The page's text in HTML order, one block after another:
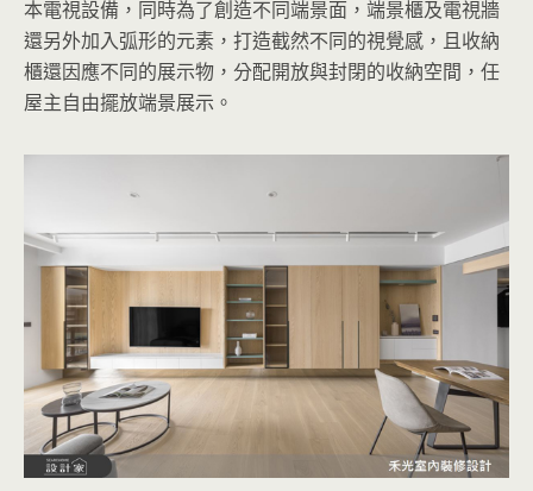
本電視設備，同時為了創造不同端景面，端景櫃及電視牆
還另外加入弧形的元素，打造截然不同的視覺感，且收納
櫃還因應不同的展示物，分配開放與封閉的收納空間，任
屋主自由擺放端景展示。